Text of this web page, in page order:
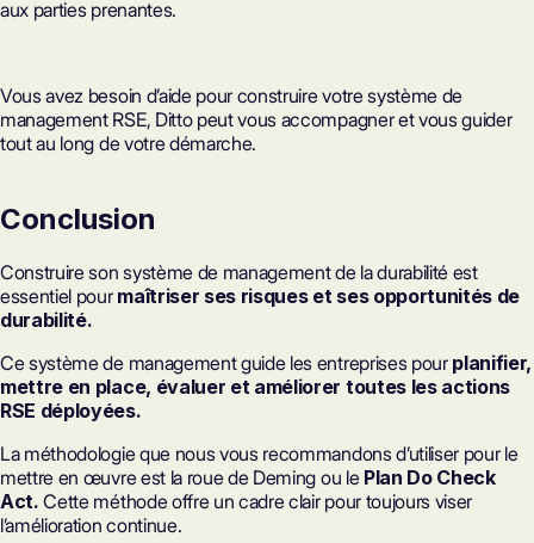
aux parties prenantes.
Vous avez besoin d’aide pour construire votre système de
management RSE, Ditto peut vous accompagner et vous guider
tout au long de votre démarche.
Conclusion
Construire son système de management de la durabilité est
essentiel pour maîtriser ses risques et ses opportunités de
durabilité.
Ce système de management guide les entreprises pour planifier,
mettre en place, évaluer et améliorer toutes les actions
RSE déployées.
La méthodologie que nous vous recommandons d’utiliser pour le
mettre en œuvre est la roue de Deming ou lePlan Do Check
Act. Cette méthode offre un cadre clair pour toujours viser
l’amélioration continue.